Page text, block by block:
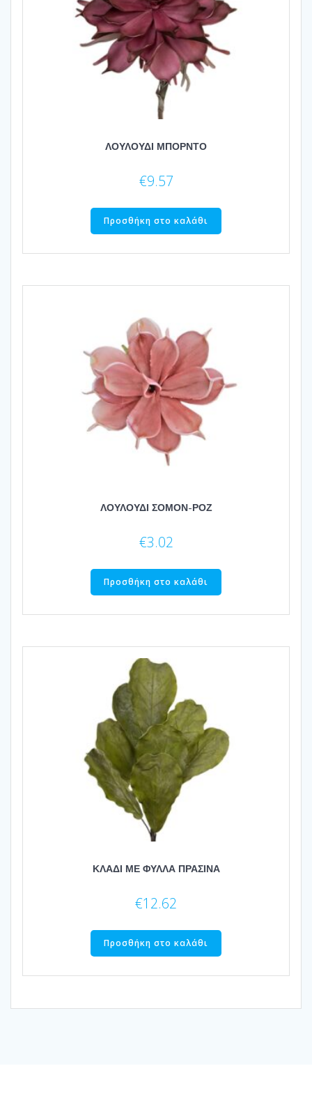
ΛΟΥΛΟΥΔΙ ΜΠΟΡΝΤΟ
€9.57
Προσθήκη στο καλάθι
ΛΟΥΛΟΥΔΙ ΣΟΜΟΝ-ΡΟΖ
€3.02
Προσθήκη στο καλάθι
ΚΛΑΔΙ ΜΕ ΦΥΛΛΑ ΠΡΑΣΙΝΑ
€12.62
Προσθήκη στο καλάθι